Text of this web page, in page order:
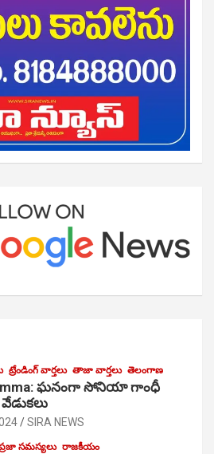
ట్రేండింగ్ వార్తలు తాజా వార్తలు తెలంగాణ
ఘ‌నంగా సోనియా గాంధీ
SIRA NEWS
సమస్యలు రాజకీయం